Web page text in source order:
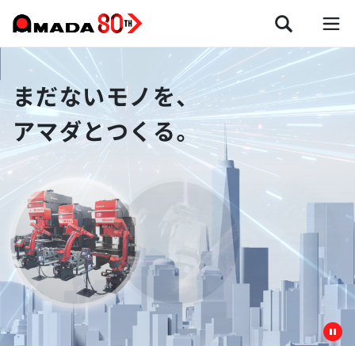
まだないモノを、
アマダとつくる。